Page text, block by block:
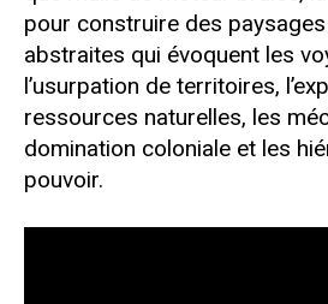
pour construire des
abstraites qui évoquent les
l’usurpation de territoires,
ressources naturelles, les
domination coloniale et les
pouvoir.